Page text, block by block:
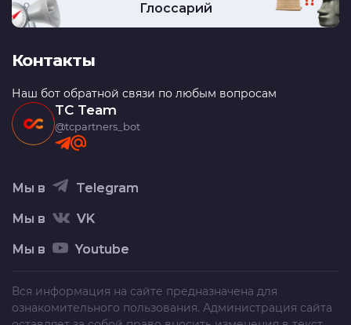
Глоссарий
Контакты
Наш бот обратной связи по любым вопросам
TC Team
@tcpartners_bot
Мы в Telegram
Мы в VK
Мы в Youtube
Вся информация на сайте предназначена для
ознакомительного пользования. Администрация сайта